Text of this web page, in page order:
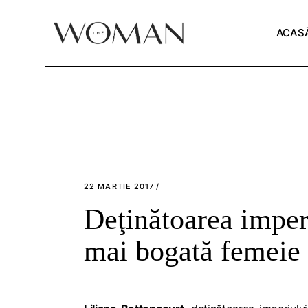
22 MARTIE 2017
Deţinătoarea
mai bogată